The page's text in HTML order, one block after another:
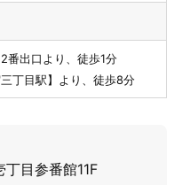
番出口より、徒歩1分
丁目駅】より、徒歩8分
目参番館11F